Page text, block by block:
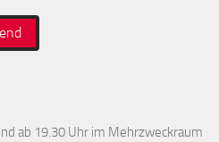
ab 19.30 Uhr im Mehrzweckraum